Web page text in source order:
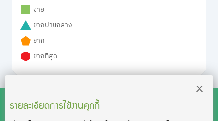
ง่าย
ยากปานกลาง
ยาก
ยากที่สุด
รายละเอียดการใช้งานคุกกี้